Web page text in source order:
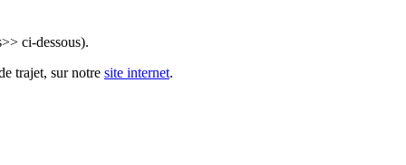
ci-dessous).
trajet, sur notre site internet.